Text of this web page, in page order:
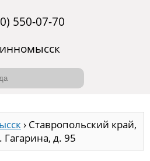
550-07-70
› Ставропольский край,
д. 95